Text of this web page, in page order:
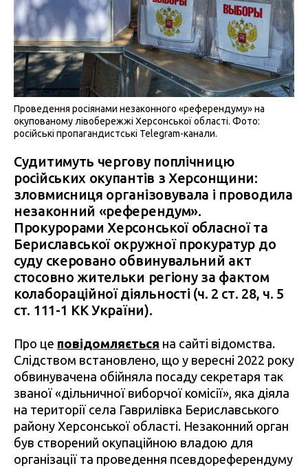
Проведення росіянами незаконного «референдуму» на
окупованому лівобережжі Херсонської області. Фото:
російські пропагандистські Telegram-канали.
Судитимуть чергову поплічницю
російських окупантів з Херсонщини:
зловмисниця організовувала і проводила
незаконний «референдум».
Прокурорами Херсонської обласної та
Бериславської окружної прокуратур до
суду скеровано обвинувальний акт
стосовно жительки регіону за фактом
колабораційної діяльності (ч. 2 ст. 28, ч. 5
ст. 111-1 КК України).
Про це повідомляється на сайті відомства.
Слідством встановлено, що у вересні 2022 року
обвинувачена обійняла посаду секретаря так
званої «дільничної виборчої комісії», яка діяла
на території села Гаврилівка Бериславського
району Херсонської області. Незаконний орган
був створений окупаційною владою для
організації та проведення псевдореферендуму